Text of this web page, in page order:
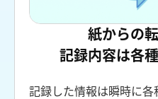
紙からの
記録内容は各
記録した情報は瞬時に